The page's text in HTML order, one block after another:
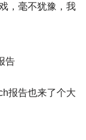
，毫不犹豫，我
报告也来了个大